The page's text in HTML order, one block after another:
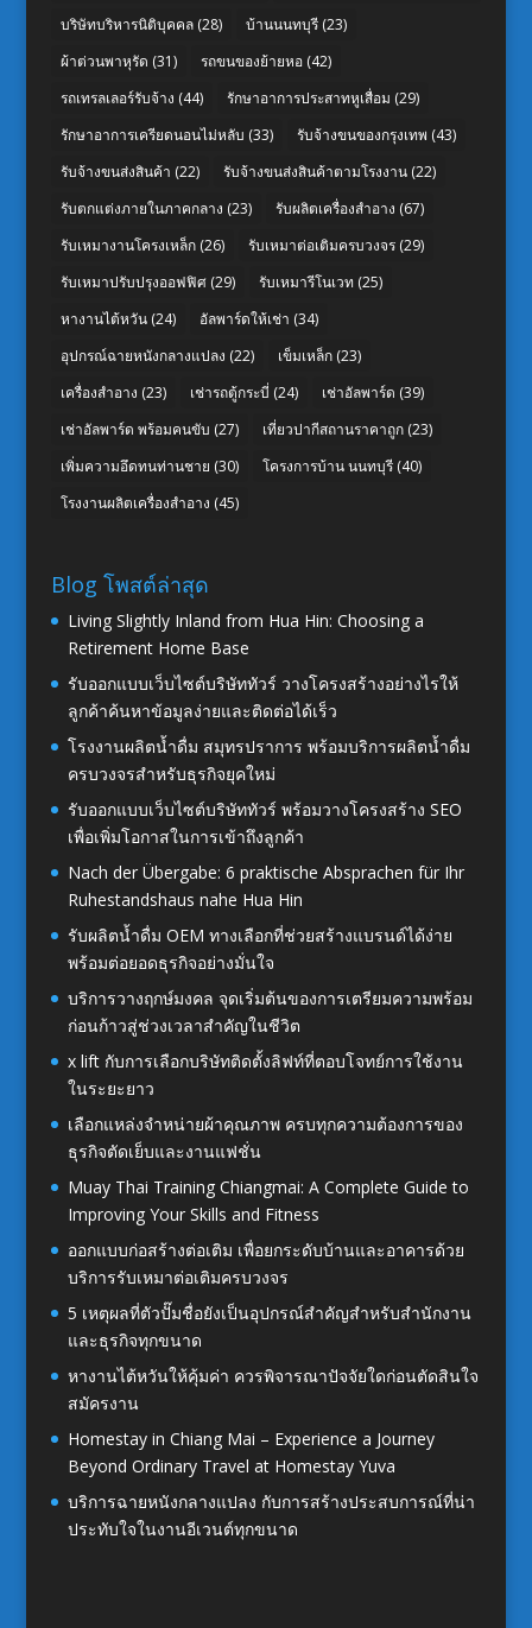
บริษัทบริหารนิติบุคคล(28) บ้านนนทบุรี(23)
ผ้าต่วนพาหุรัด (31) รถขนของย้ายหอ(42)
รถเทรลเลอร์รับจ้าง (44) รักษาอาการประสาทหูเสื่อม (29)
รักษาอาการเครียดนอนไม่หลับ (33) รับจ้างขนของกรุงเทพ (43)
รับจ้างขนส่งสินค้า (22) รับจ้างขนส่งสินค้าตามโรงงาน(22)
รับตกแต่งภายในภาคกลาง (23) รับผลิตเครื่องสำอาง (67)
รับเหมางานโครงเหล็ก(26) รับเหมาต่อเติมครบวงจร(29)
รับเหมาปรับปรุงออฟฟิศ(29) รับเหมารีโนเวท (25)
หางานไต้หวัน(24) อัลพาร์ดให้เช่า (34)
อุปกรณ์ฉายหนังกลางแปลง (22) เข็มเหล็ก(23)
เครื่องสำอาง (23) เช่ารถตู้กระบี่ (24) เช่าอัลพาร์ด (39)
เช่าอัลพาร์ด พร้อมคนขับ (27) เที่ยวปากีสถานราคาถูก(23)
เพิ่มความอึดทนท่านชาย (30) โครงการบ้าน นนทบุรี(40)
โรงงานผลิตเครื่องสำอาง (45)
Blog โพสต์ล่าสุด
Living Slightly Inland from Hua Hin: Choosing a
Retirement Home Base
รับออกแบบเว็บไซต์บริษัททัวร์ วางโครงสร้างอย่างไรให้
ลูกค้าค้นหาข้อมูลง่ายและติดต่อได้เร็ว
โรงงานผลิตน้ำดื่ม สมุทรปราการ พร้อมบริการผลิตน้ำดื่ม
ครบวงจรสำหรับธุรกิจยุคใหม่
รับออกแบบเว็บไซต์บริษัททัวร์ พร้อมวางโครงสร้าง SEO
เพื่อเพิ่มโอกาสในการเข้าถึงลูกค้า
Nach der Übergabe: 6 praktische Absprachen für Ihr
Ruhestandshaus nahe Hua Hin
รับผลิตน้ำดื่ม OEM ทางเลือกที่ช่วยสร้างแบรนด์ได้ง่าย
พร้อมต่อยอดธุรกิจอย่างมั่นใจ
บริการวางฤกษ์มงคล จุดเริ่มต้นของการเตรียมความพร้อม
ก่อนก้าวสู่ช่วงเวลาสำคัญในชีวิต
x lift กับการเลือกบริษัทติดตั้งลิฟท์ที่ตอบโจทย์การใช้งาน
ในระยะยาว
เลือกแหล่งจำหน่ายผ้าคุณภาพ ครบทุกความต้องการของ
ธุรกิจตัดเย็บและงานแฟชั่น
Muay Thai Training Chiangmai: A Complete Guide to
Improving Your Skills and Fitness
ออกแบบก่อสร้างต่อเติม เพื่อยกระดับบ้านและอาคารด้วย
บริการรับเหมาต่อเติมครบวงจร
5 เหตุผลที่ตัวปั๊มชื่อยังเป็นอุปกรณ์สำคัญสำหรับสำนักงาน
และธุรกิจทุกขนาด
หางานไต้หวันให้คุ้มค่า ควรพิจารณาปัจจัยใดก่อนตัดสินใจ
สมัครงาน
Homestay in Chiang Mai – Experience a Journey
Beyond Ordinary Travel at Homestay Yuva
บริการฉายหนังกลางแปลง กับการสร้างประสบการณ์ที่น่า
ประทับใจในงานอีเวนต์ทุกขนาด